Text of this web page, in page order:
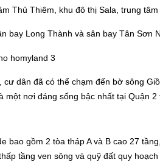
Thủ Thiêm, khu đô thị Sala, trung
bay Long Thành và sân bay Tân Sơn
cư dân đã có thể chạm đến bờ sông
một nơi đáng sống bậc nhất tại Quận 2
bao gồm 2 tòa tháp A và B cao 27
tầng ven sông và quỹ đất quy